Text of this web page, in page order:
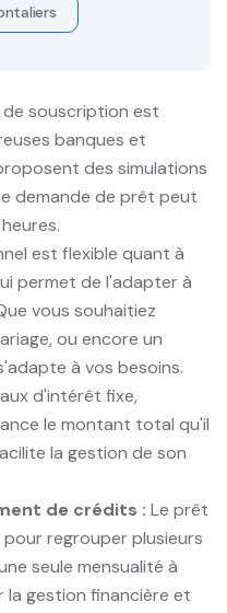
souscription est
banques et
des simulations
demande de prêt peut
est flexible quant à
permet de l'adapter à
vous souhaitiez
ou encore un
à vos besoins.
d'intérêt fixe,
le montant total qu'il
la gestion de son
de crédits : Le prêt
regrouper plusieurs
seule mensualité à
la gestion financière et